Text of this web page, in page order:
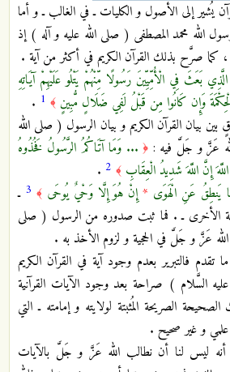
يُشير إلى الأصول و الكليات ـ في الغالب ـ و أما
الله محمد المصطفى ( صلى الله عليه و آله ) إذ
، كما صرَّح بذلك القرآن الكريم في أكثر من آية .
بَعَثَ فِي الْأُمِّيِّينَ رَسُولًا مِّنْهُمْ يَتْلُو عَلَيْهِمْ آيَاتِهِ
وَإِن كَانُوا مِن قَبْلُ لَفِي ضَلَالٍ مُّبِينٍ ﴾ 1
.
بين بيان القرآن الكريم و بيان الرسول ( صلى الله
عَزَّ و جَلَّ فيه : ﴿ ... وَمَا آتَاكُمُ الرَّسُولُ فَخُذُوهُ
إِنَّ اللَّهَ شَدِيدُ الْعِقَابِ ﴾ 2
.
يَنطِقُ عَنِ الْهَوَى *إِنْ هُوَ إِلَّا وَحْيٌ يُوحَى ﴾ 3 ـ
الأخرى ـ . فما ثبت صدوره من الرسول ( صلى
عَزَّ و جَلَّ في الحجية و لزوم الأخذ به .
تقدم فالتبرير بعدم وجود آية في القرآن الكريم
السَّلام ) صراحة بعد وجود الآيات القرآنية
الصريحة المُثبتة لولايته و إمامته ـ التي
علمي و غير صحيح .
أنه ليس لنا أن نطالب الله عَزَّ و جَلَّ بالآيات